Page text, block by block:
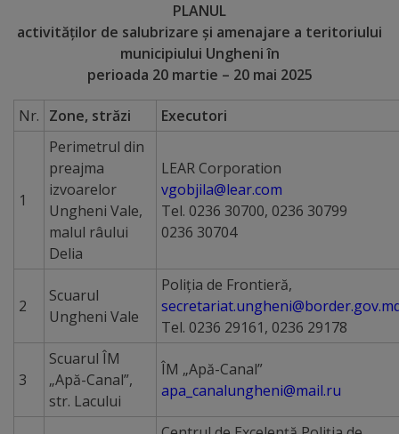
Rețeaua
transportului
public
Lista
stațiilor
de
transport
public
Parcări
Date
de
PLANUL
activităţilor de salubrizare şi amenajare a teritoriului
municipiului Ungheni în
perioada 20 martie – 20 mai 2025
Nr. Zone, străzi Executori
1
Perimetrul din
preajma
izvoarelor
Ungheni Vale,
malul râului
Delia
LEAR Corporation
vgobjila@lear.com
Tel. 0236 30700, 0236 30799
0236 30704
2
Scuarul
Ungheni Vale
Poliţia de Frontieră,
Tel. 0236 29161, 0236 29178
3
Scuarul ÎM
„Apă-Canal”,
str. Lacului
ÎM „Apă-Canal”
apa_canalungheni@mail.ru